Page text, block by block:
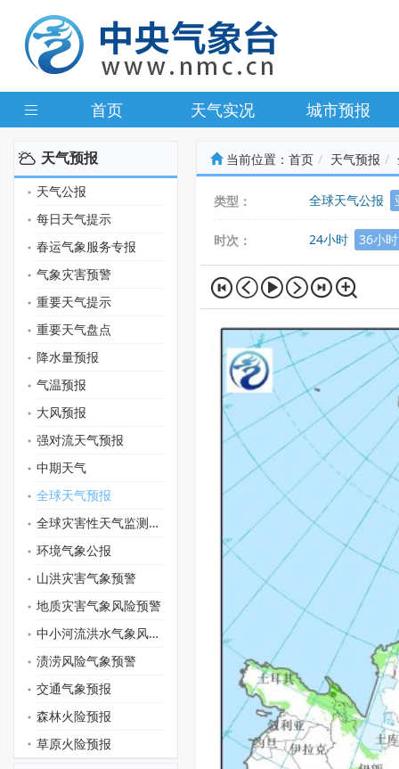
首页 天气实况 城市预报
天气预报
天气公报
每日天气提示
春运气象服务专报
气象灾害预警
重要天气提示
重要天气盘点
降水量预报
气温预报
大风预报
强对流天气预报
中期天气
全球天气预报
全球灾害性天气监测月报
环境气象公报
山洪灾害气象预警
地质灾害气象风险预警
中小河流洪水气象风险预警
渍涝风险气象预警
交通气象预报
森林火险预报
草原火险预报
当前位置： 首页 天气预报
类型： 全球天气公报
时次： 24小时 36小时